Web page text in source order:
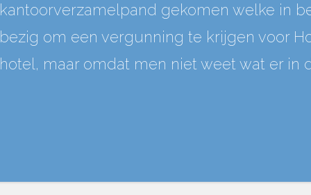
kantoorverzamelpand gekomen welke in
bezig om een vergunning te krijgen voor
hotel, maar omdat men niet weet wat er in